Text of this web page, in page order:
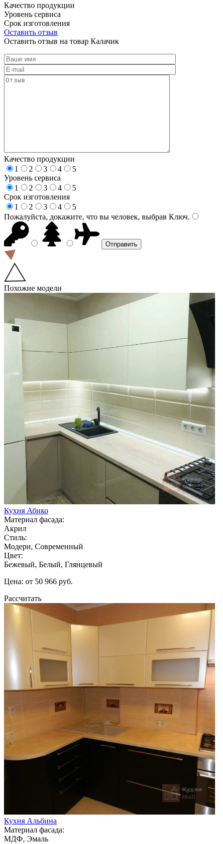
Качество продукции
Уровень сервиса
Срок изготовления
Оставить отзыв
Оставить отзыв на товар Калачик
Качество продукции
1
2 3 4
5
Уровень сервиса
1
2 3 4
5
Срок изготовления
1
2 3 4
5
Пожалуйста, докажите, что вы человек, выбрав Ключ.
Похожие модели
Кухня Абико
Материал фасада:
Акрил
Стиль:
Модерн, Современный
Цвет:
Бежевый, Белый, Глянцевый
Цена: от 50 966 руб.
Рассчитать
Кухня Альбина
Материал фасада:
МДФ, Эмаль